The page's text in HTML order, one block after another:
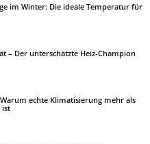
im Winter: Die ideale Temperatur für
– Der unterschätzte Heiz-Champion
echte Klimatisierung mehr als
ist